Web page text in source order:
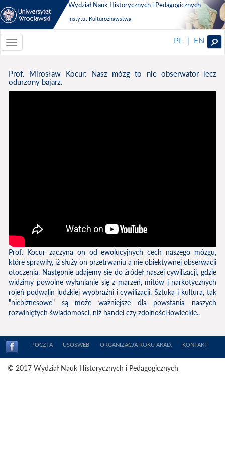
Wydział Nauk Historycznych i Pedagogicznych
Instytut Kulturoznawstwa
Toggle
navigationToggle
PL | EN
Prof. Mirosław Kocur: Nasz mózg to nie obserwator lecz
odurzony bajarz.
Prof. Kocur zaczyna on od ewolucyjnych cech naszego mózgu,
które sprawiły, iż służy on przetrwaniu a nie obiektywnej obserwacji
otoczenia. Następnie udajemy się do źródeł naszej cywilizacji, gdzie
widzimy powolne wyłanianie się z marzeń, mitów i narkotycznych
rojeń podwalin ludzkiej wyobraźni i cywilizacji. Sztuka i kultura, tak
"niebiznesowe" są może ważniejsze dla powstania naszych
rozwiniętych świadomości, niż handel czy zdolności łowieckie..
POCZTA USOSWEB ORGANIZACJA ROKU AKAD. KONTAKT
© 2017 Wydział Nauk Historycznych i Pedagogicznych